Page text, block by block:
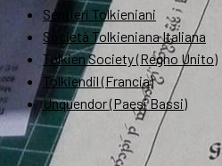
Sentieri Tolkieniani
Società Tolkieniana Italiana
Tolkien Society (Regno Unito)
Tolkiendil (Francia)
Unquendor (Paesi Bassi)